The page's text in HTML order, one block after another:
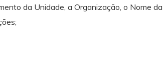
da Unidade, a Organização, o Nome da